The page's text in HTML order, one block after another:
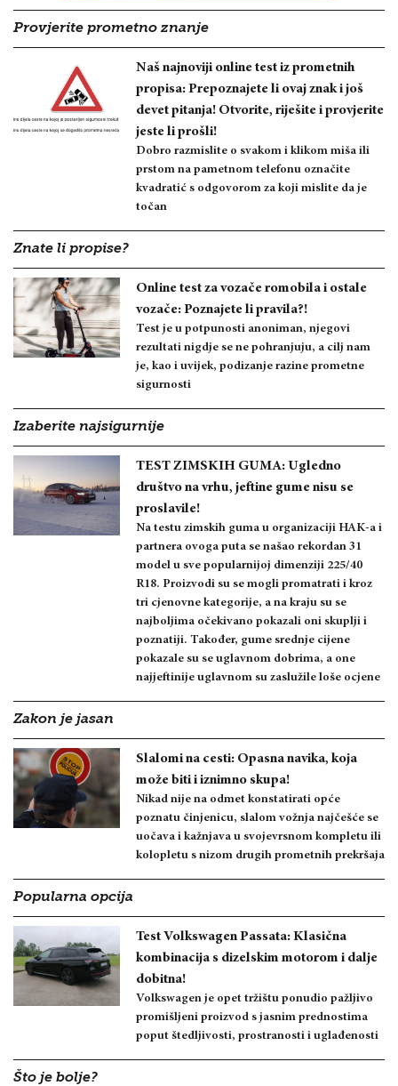
Provjerite prometno znanje
Naš najnoviji online test iz prometnih
propisa: Prepoznajete li ovaj znak i još
devet pitanja! Otvorite, riješite i provjerite
jeste li prošli!
Dobro razmislite o svakom i klikom miša ili
prstom na pametnom telefonu označite
kvadratić s odgovorom za koji mislite da je
točan
Znate li propise?
Online test za vozače romobila i ostale
vozače: Poznajete li pravila?!
Test je u potpunosti anoniman, njegovi
rezultati nigdje se ne pohranjuju, a cilj nam
je, kao i uvijek, podizanje razine prometne
sigurnosti
Izaberite najsigurnije
TEST ZIMSKIH GUMA: Ugledno
društvo na vrhu, jeftine gume nisu se
proslavile!
Na testu zimskih guma u organizaciji HAK-a i
partnera ovoga puta se našao rekordan 31
model u sve popularnijoj dimenziji 225/40
R18. Proizvodi su se mogli promatrati i kroz
tri cjenovne kategorije, a na kraju su se
najboljima očekivano pokazali oni skuplji i
poznatiji. Također, gume srednje cijene
pokazale su se uglavnom dobrima, a one
najjeftinije uglavnom su zaslužile loše ocjene
Zakon je jasan
Slalomi na cesti: Opasna navika, koja
može biti i iznimno skupa!
Nikad nije na odmet konstatirati opće
poznatu činjenicu, slalom vožnja najčešće se
uočava i kažnjava u svojevrsnom kompletu ili
kolopletu s nizom drugih prometnih prekršaja
Popularna opcija
Test Volkswagen Passata: Klasična
kombinacija s dizelskim motorom i dalje
dobitna!
Volkswagen je opet tržištu ponudio pažljivo
promišljeni proizvod s jasnim prednostima
poput štedljivosti, prostranosti i uglađenosti
Što je bolje?